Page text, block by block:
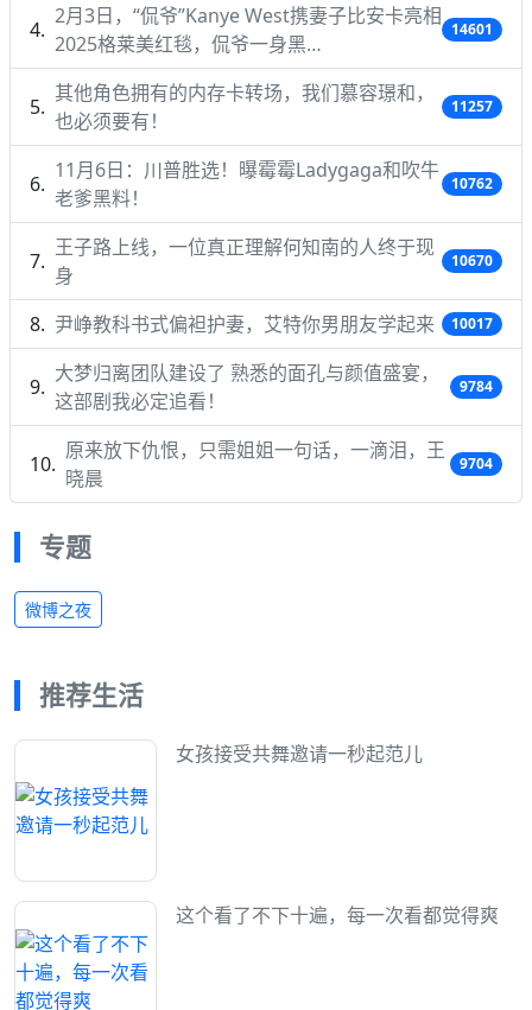
2月3日，“侃爷”Kanye West携妻子比安卡亮相
2025格莱美红毯，侃爷一身黑…
14601
其他角色拥有的内存卡转场，我们慕容璟和，
也必须要有！
11257
11月6日：川普胜选！曝霉霉Ladygaga和吹牛
老爹黑料！
10762
王子路上线，一位真正理解何知南的人终于现
身
10670
尹峥教科书式偏袒护妻，艾特你男朋友学起来 10017
大梦归离团队建设了 熟悉的面孔与颜值盛宴，
这部剧我必定追看！
9784
原来放下仇恨，只需姐姐一句话，一滴泪，王
晓晨
9704
专题
微博之夜
推荐生活
女孩接受共舞邀请一秒起范儿
这个看了不下十遍，每一次看都觉得爽